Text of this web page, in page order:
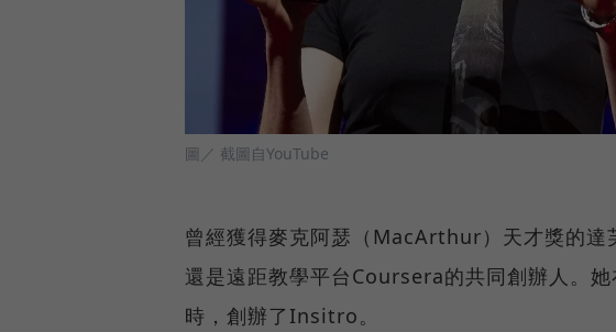
圖／ 截圖自YouTube
曾經獲得麥克阿瑟（MacArthur）天才獎的
還是遠距教學平台Coursera的共同創辦人。
時，創辦了Insitro。